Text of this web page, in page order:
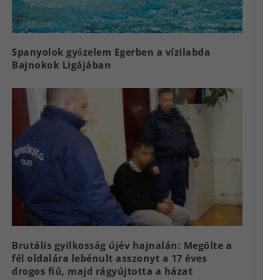
Spanyolok győzelem Egerben a vízilabda
Bajnokok Ligájában
Brutális gyilkosság újév hajnalán: Megölte a
fél oldalára lebénult asszonyt a 17 éves
drogos fiú, majd rágyújtotta a házat